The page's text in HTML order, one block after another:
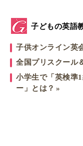
子どもの英語
子供オンライン英
全国プリスクール
小学生で「英検準
ー」とは？